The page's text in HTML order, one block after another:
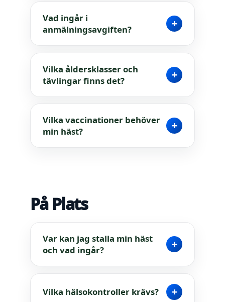
Vad ingår i
anmälningsavgiften?
+
Vilka åldersklasser och
tävlingar finns det?
+
Vilka vaccinationer behöver
min häst?
+
På Plats
Var kan jag stalla min häst
och vad ingår?
+
Vilka hälsokontroller krävs? +